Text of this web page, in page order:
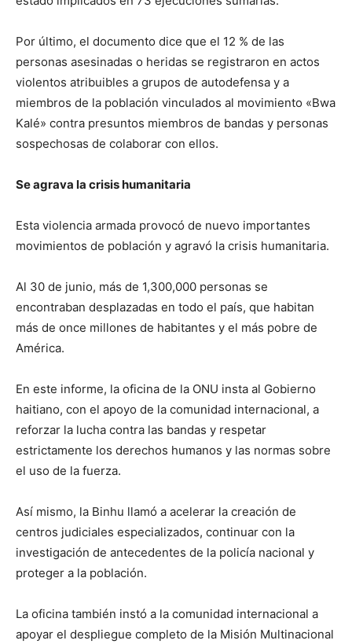
Por último, el documento dice que el 12 % de las
personas asesinadas o heridas se registraron en actos
violentos atribuibles a grupos de autodefensa y a
miembros de la población vinculados al movimiento «Bwa
Kalé» contra presuntos miembros de bandas y personas
sospechosas de colaborar con ellos.
Se agrava la crisis humanitaria
Esta violencia armada provocó de nuevo importantes
movimientos de población y agravó la crisis humanitaria.
Al 30 de junio, más de 1,300,000 personas se
encontraban desplazadas en todo el país, que habitan
más de once millones de habitantes y el más pobre de
América.
En este informe, la oficina de la ONU insta al Gobierno
haitiano, con el apoyo de la comunidad internacional, a
reforzar la lucha contra las bandas y respetar
estrictamente los derechos humanos y las normas sobre
el uso de la fuerza.
Así mismo, la Binhu llamó a acelerar la creación de
centros judiciales especializados, continuar con la
investigación de antecedentes de la policía nacional y
proteger a la población.
La oficina también instó a la comunidad internacional a
apoyar el despliegue completo de la Misión Multinacional